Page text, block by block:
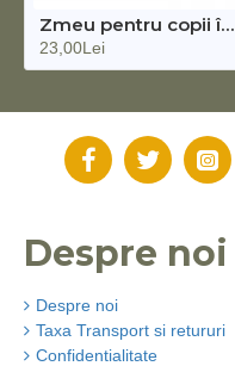
Zmeu pentru copii în forma de vultur, negru/albastru, 136 cm
23,00Lei
Despre noi
Despre noi
Taxa Transport si retururi
Confidentialitate